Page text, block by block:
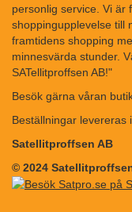
personlig service. Vi är
shoppingupplevelse till
framtidens shopping
minnesvärda stunder.
SATellitproffsen AB!"
Besök gärna våran
Beställningar levereras
Satellitproffsen AB
© 2024